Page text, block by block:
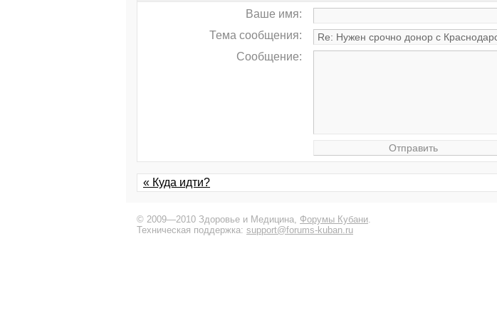
Ваше имя:
Тема сообщения:
Сообщение:
« Куда идти?
© 2009—2010 Здоровье и Медицина, Форумы Кубани.
Техническая поддержка: support@forums-kuban.ru